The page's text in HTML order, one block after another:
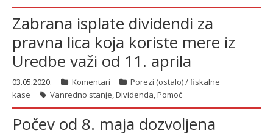
Zabrana isplate dividendi za
pravna lica koja koriste mere iz
Uredbe važi od 11. aprila
03.05.2020. Komentari
Porezi (ostalo) / fiskalne
kase
Vanredno stanje,Dividenda,Pomoć
Počev od 8. maja dozvoljena